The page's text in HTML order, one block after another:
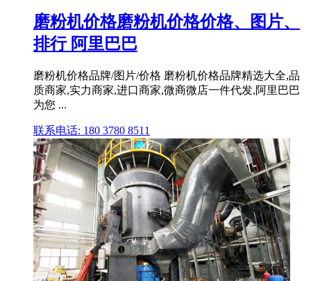
磨粉机价格磨粉机价格价格、图片、
排行 阿里巴巴
磨粉机价格品牌/图片/价格 磨粉机价格品牌精选大全,品
质商家,实力商家,进口商家,微商微店一件代发,阿里巴巴
为您 ...
联系电话: 180 3780 8511